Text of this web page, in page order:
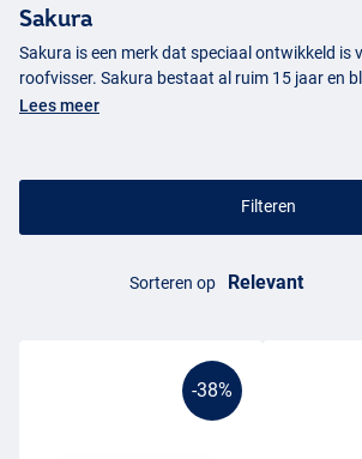
Sakura
Sakura is een merk dat speciaal ontwikkeld is
roofvisser. Sakura bestaat al ruim 15 jaar en
unieke en diverse aanbod aan
gebruikt bij de ontwikkeling van de nieuwste
Naast kunstaas heeft Sakura een mooi
vistassen
Lees meer
Filteren
Sorteren op
-38%